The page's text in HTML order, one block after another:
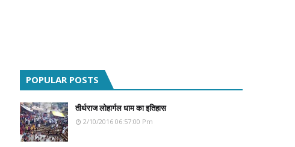
POPULAR POSTS
तीर्थराज लोहार्गल धाम का इतिहास
2/10/2016 06:57:00 Pm